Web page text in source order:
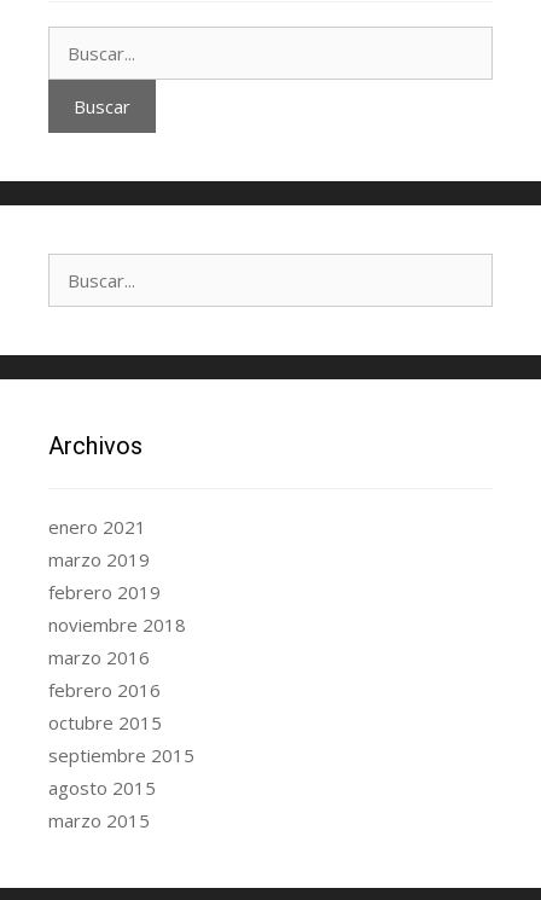
Archivos
enero 2021
marzo 2019
febrero 2019
noviembre 2018
marzo 2016
febrero 2016
octubre 2015
septiembre 2015
agosto 2015
marzo 2015